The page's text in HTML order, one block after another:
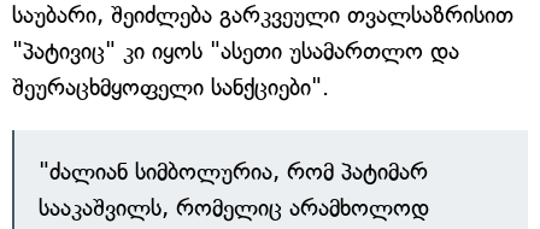
საუბარი, შეიძლება გარკვეული თვალსაზრისით
"პატივიც" კი იყოს "ასეთი უსამართლო და
შეურაცხმყოფელი სანქციები".
"ძალიან სიმბოლურია, რომ პატიმარ
სააკაშვილს, რომელიც არამხოლოდ